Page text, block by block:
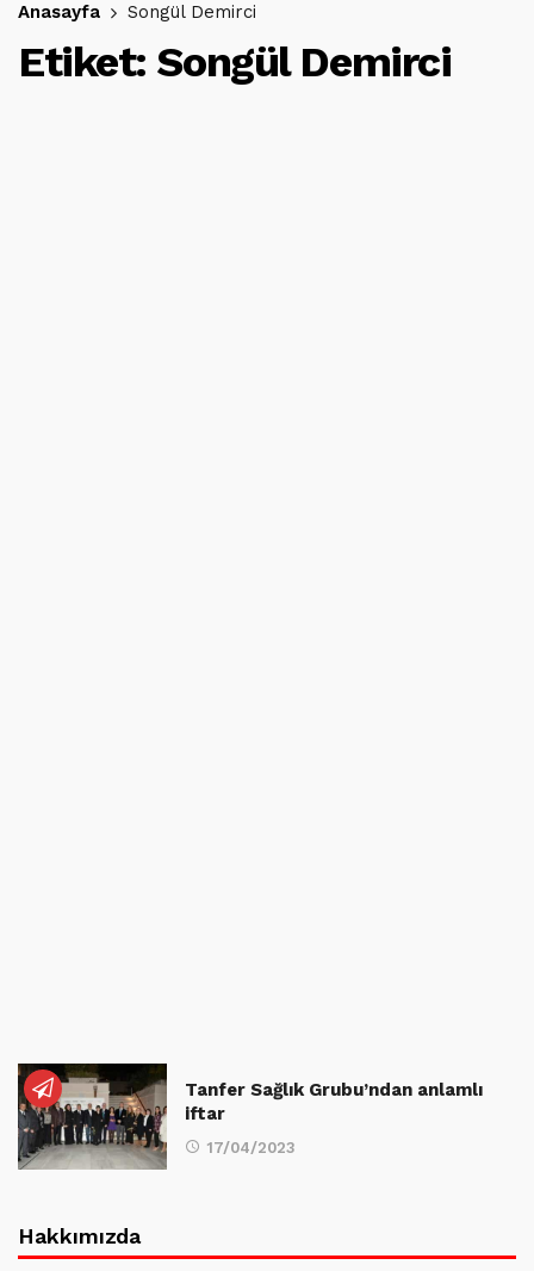
Anasayfa Songül Demirci
Etiket: Songül Demirci
Tanfer Sağlık Grubu’ndan anlamlı
iftar
17/04/2023
Hakkımızda